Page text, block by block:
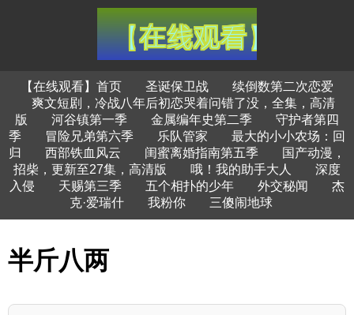
【在线观看】首页 圣诞保卫战
续倒数第二次恋爱
爽文短剧，冷战八年后初恋哭着问错了没，全集，高清
版
河谷镇第一季 金属编年史第二季
守护者第四
季
冒险兄弟第六季 乐队管家
最大的小小农场：回
归
西部铁血风云 闺蜜离婚指南第五季
国产动漫，
招柴，更新至27集，高清版
哦！我的助手大人
深度
入侵
天赐第三季 五个相扑的少年 外交秘闻
杰
克·爱瑞什
我粉你 三傻闹地球
半斤八两